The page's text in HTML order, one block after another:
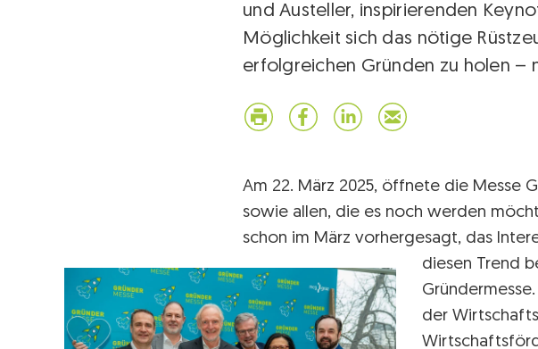
und Austeller, inspirierenden
Möglichkeit sich das nötige
erfolgreichen Gründen zu holen –
Am 22. März 2025, öffnete die Messe
sowie allen, die es noch werden
schon im März vorhergesagt, das
diesen Trend
der